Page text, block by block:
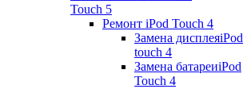
Touch 5
Ремонт iPod Touch 4
Замена дисплеяiPod
touch 4
Замена батареиiPod
Touch 4